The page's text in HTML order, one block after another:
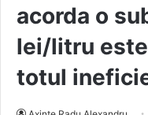
acorda o
lei/litru
totul